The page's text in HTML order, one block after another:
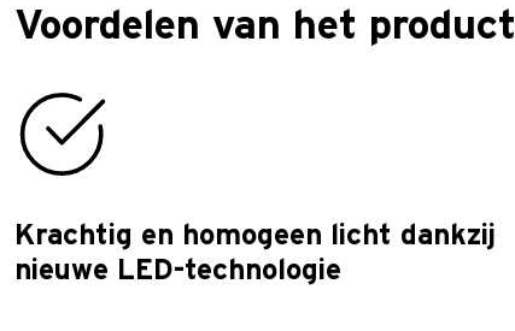
Voordelen van het product
Krachtig en homogeen licht dankzij
nieuwe LED-technologie